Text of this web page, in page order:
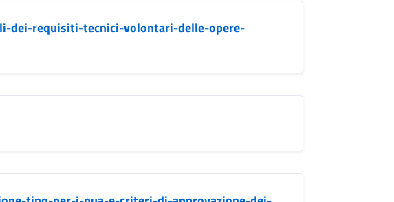
dei-requisiti-tecnici-volontari-delle-opere-